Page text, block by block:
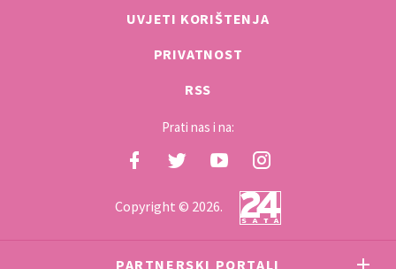
UVJETI KORIŠTENJA
PRIVATNOST
RSS
Prati nas i na:
Copyright © 2026.
PARTNERSKI PORTALI